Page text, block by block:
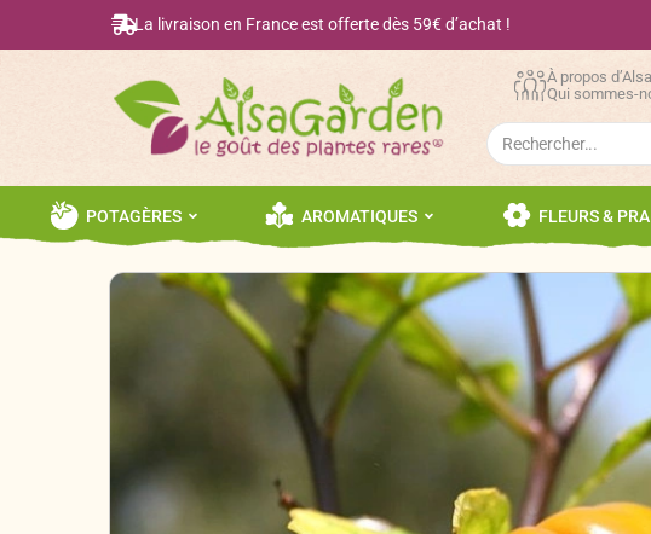
La livraison en France est offerte dès 59€ d’achat !
À propos
Qui sommes-
Search
for:
POTAGÈRES AROMATIQUES FLEURS &